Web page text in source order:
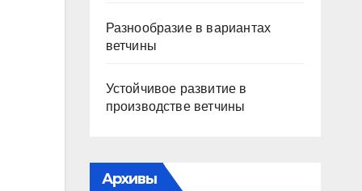
Разнообразие в вариантах
ветчины
Устойчивое развитие в
производстве ветчины
Архивы